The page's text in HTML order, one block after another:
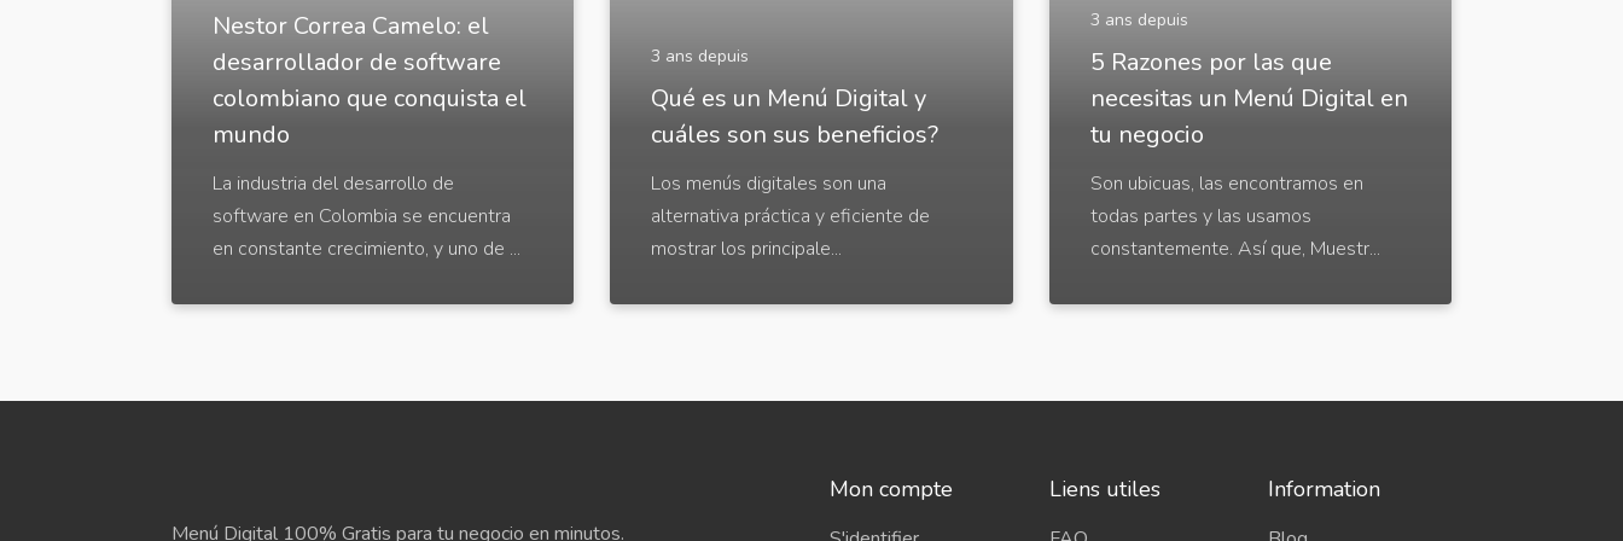
Nestor Correa Camelo: el
desarrollador de software
colombiano que conquista el
mundo
La industria del desarrollo de
software en Colombia se encuentra
en constante crecimiento, y uno de ...
3 ans depuis
Qué es un Menú Digital y
cuáles son sus beneficios?
Los menús digitales son una
alternativa práctica y eficiente de
mostrar los principale...
3 ans depuis
5 Razones por las que
necesitas un Menú Digital en
tu negocio
Son ubicuas, las encontramos en
todas partes y las usamos
constantemente. Así que, Muestr...
Menú Digital 100% Gratis para tu negocio en minutos.
Mon compte Liens utiles Information